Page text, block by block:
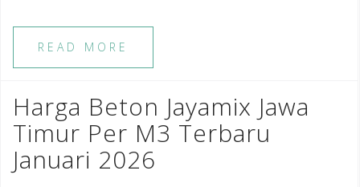
READ MORE
Harga Beton Jayamix Jawa
Timur Per M3 Terbaru
Januari 2026